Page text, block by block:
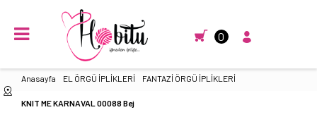
0
Anasayfa EL ÖRGÜ İPLİKLERİ FANTAZİ ÖRGÜ İPLİKLERİ
KNIT ME KARNAVAL 00088 Bej